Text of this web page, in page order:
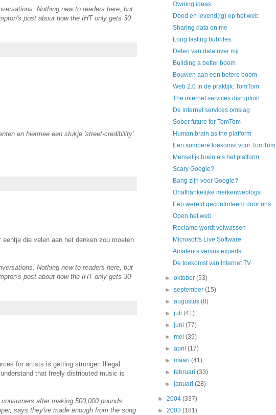
Nothing new to readers here, but
post about how the IHT only gets 30
en hiermee een stukje 'street-credibility'.
die velen aan het denken zou moeten
Nothing new to readers here, but
post about how the IHT only gets 30
for artists is getting stronger. Illegal
that freely distributed music is
after making 500,000 pounds
says they've made enough from the song
Owning ideas
Dood en levend(ig) op het web
Sharing data on me
Long lasting bubbles
Delen van data over mij
Building a better boom
Bouwen aan een betere boom
Web 2.0 in de praktijk: TomTom
The internet services disruption
De internet services omslag
Sober future for TomTom
Human brain as the platform
Een sombere toekomst voor TomTom
Menselijk brein als het platform
Scary Google?
Bang zijn voor Google?
Onafhankelijke merkenweblogs
Een wereld gecontroleerd door ons
Open het web
Reclame wordt volwassen
Microsoft's Live Software
Amateurs versus experts
De toekomst van Internet TV
►oktober(53)
►september(15)
►augustus(8)
►juli(41)
►juni(77)
►mei(39)
►april(17)
►maart(41)
►februari(33)
►januari(28)
► 2004 (337)
► 2003 (181)